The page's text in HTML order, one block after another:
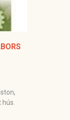
hús.